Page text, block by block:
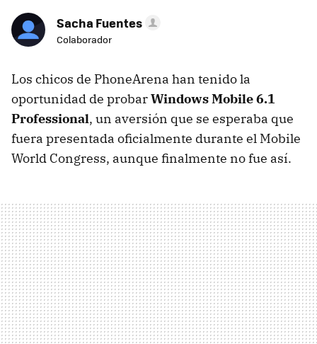
Sacha Fuentes
Colaborador
Los chicos de PhoneArena han tenido la
oportunidad de probarWindows Mobile 6.1
Professional, un aversión que se esperaba que
fuera presentada oficialmente durante el Mobile
World Congress, aunque finalmente no fue así.